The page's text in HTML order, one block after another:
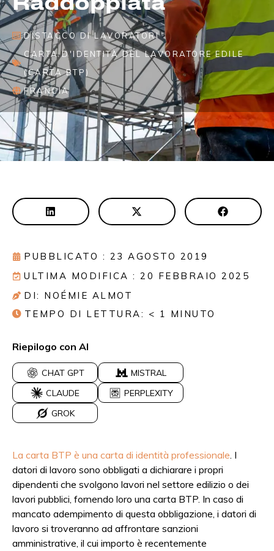
DISTACCO DI LAVORATORI
CARTA D'IDENTITÀ DEL LAVORATORE EDILE
(CARTA BTP)
FRANCIA
PUBBLICATO : 23 AGOSTO 2019
ULTIMA MODIFICA : 20 FEBBRAIO 2025
DI: NOÉMIE ALMOT
TEMPO DI LETTURA: < 1 MINUTO
Riepilogo con AI
CHAT GPT
MISTRAL
CLAUDE
PERPLEXITY
GROK
La carta BTP è una carta di identità professionale. I
datori di lavoro sono obbligati a dichiarare i propri
dipendenti che svolgono lavori nel settore edilizio o dei
lavori pubblici, fornendo loro una carta BTP. In caso di
mancato adempimento di questa obbligazione, i datori di
lavoro si troveranno ad affrontare sanzioni
amministrative, il cui importo è recentemente